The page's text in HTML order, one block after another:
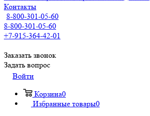
Контакты
8-800-301-05-60
8-800-301-05-60
+7-915-364-42-01
Заказать звонок
Задать вопрос
Войти
Корзина0
Избранные товары0